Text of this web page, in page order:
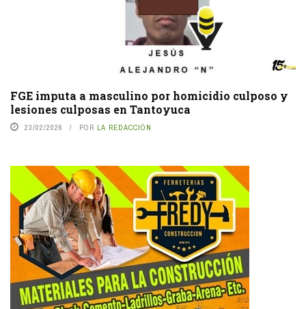
FGE imputa a masculino por homicidio culposo y
lesiones culposas en Tantoyuca
23/02/2026 POR LA REDACCIÓN